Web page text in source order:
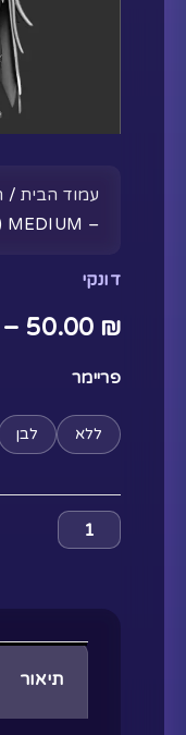
עמוד הבית/
– MEDIUM (52.8 מ"מ) – Simple design
דונקי
50.00 ₪
–
פריימר
ללא לבן
תיאור